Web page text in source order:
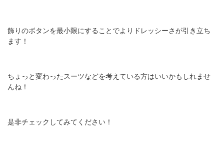
飾りのボタンを最小限にすることでよりドレッシーさが引き立ち
ます！
ちょっと変わったスーツなどを考えている方はいいかもしれませ
んね！
是非チェックしてみてください！